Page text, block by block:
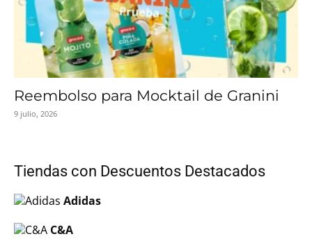
Reembolso para Mocktail de Granini
9 julio, 2026
Tiendas con Descuentos Destacados
Adidas
C&A